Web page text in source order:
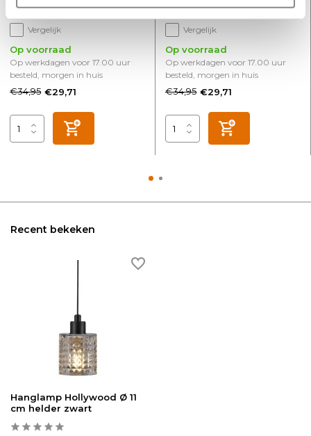
Vergelijk
Op voorraad
Op werkdagen voor 17.00 uur
besteld, morgen in huis
€34,95 €29,71
Vergelijk
Op voorraad
Op werkdagen voor 17.00 uur
besteld, morgen in huis
€34,95 €29,71
Recent bekeken
Hanglamp Hollywood Ø 11
cm helder zwart